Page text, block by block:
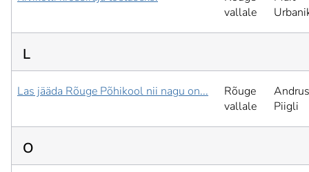
vallale
L
Las jääda Rõuge Põhikool nii nagu on...
Rõuge
vallale
Andrus
Piigli
O